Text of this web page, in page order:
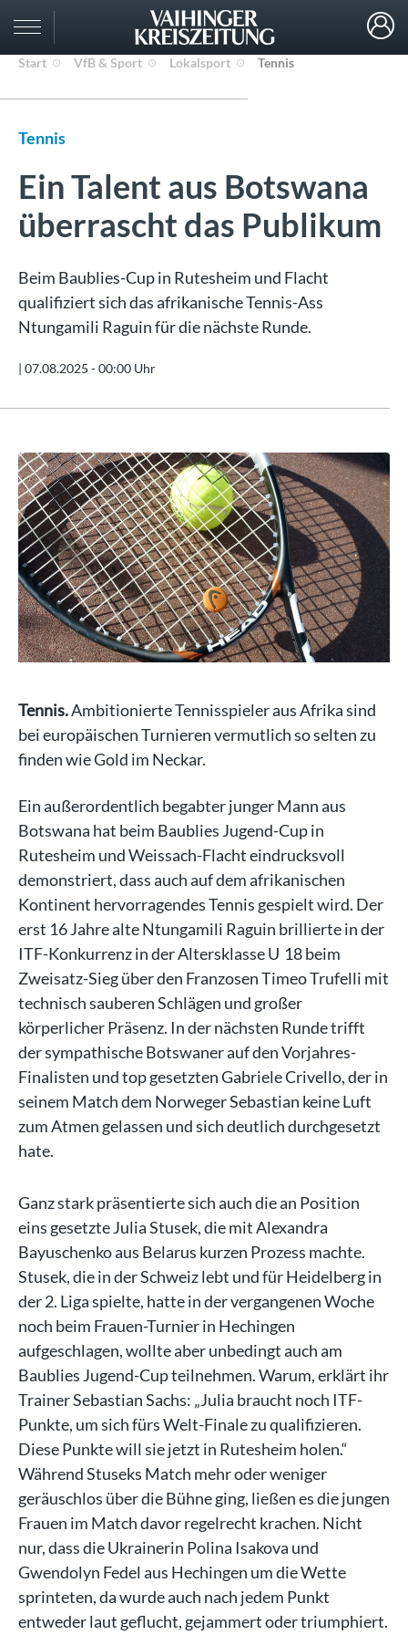
Start VfB & Sport Lokalsport Tennis
Tennis
Ein Talent aus Botswana
überrascht das Publikum
Beim Baublies-Cup in Rutesheim und Flacht
qualifiziert sich das afrikanische Tennis-Ass
Ntungamili Raguin für die nächste Runde.
| 07.08.2025 - 00:00 Uhr
Tennis.Ambitionierte Tennisspieler aus Afrika sind
bei europäischen Turnieren vermutlich so selten zu
finden wie Gold im Neckar.
Ein außerordentlich begabter junger Mann aus
Botswana hat beim Baublies Jugend-Cup in
Rutesheim und Weissach-Flacht eindrucksvoll
demonstriert, dass auch auf dem afrikanischen
Kontinent hervorragendes Tennis gespielt wird. Der
erst 16 Jahre alte Ntungamili Raguin brillierte in der
ITF-Konkurrenz in der Altersklasse U 18 beim
Zweisatz-Sieg über den Franzosen Timeo Trufelli mit
technisch sauberen Schlägen und großer
körperlicher Präsenz. In der nächsten Runde trifft
der sympathische Botswaner auf den Vorjahres-
Finalisten und top gesetzten Gabriele Crivello, der in
seinem Match dem Norweger Sebastian keine Luft
zum Atmen gelassen und sich deutlich durchgesetzt
hate.
Ganz stark präsentierte sich auch die an Position
eins gesetzte Julia Stusek, die mit Alexandra
Bayuschenko aus Belarus kurzen Prozess machte.
Stusek, die in der Schweiz lebt und für Heidelberg in
der 2. Liga spielte, hatte in der vergangenen Woche
noch beim Frauen-Turnier in Hechingen
aufgeschlagen, wollte aber unbedingt auch am
Baublies Jugend-Cup teilnehmen. Warum, erklärt ihr
Trainer Sebastian Sachs: „Julia braucht noch ITF-
Punkte, um sich fürs Welt-Finale zu qualifizieren.
Diese Punkte will sie jetzt in Rutesheim holen.“
Während Stuseks Match mehr oder weniger
geräuschlos über die Bühne ging, ließen es die jungen
Frauen im Match davor regelrecht krachen. Nicht
nur, dass die Ukrainerin Polina Isakova und
Gwendolyn Fedel aus Hechingen um die Wette
sprinteten, da wurde auch nach jedem Punkt
entweder laut geflucht, gejammert oder triumphiert.